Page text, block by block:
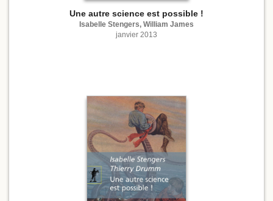
Une autre science est possible !
Isabelle Stengers, William James
janvier 2013